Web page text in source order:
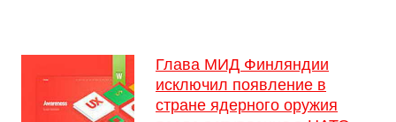
Глава МИД Финляндии
исключил появление в
стране ядерного оружия